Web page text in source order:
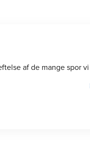
af de mange spor